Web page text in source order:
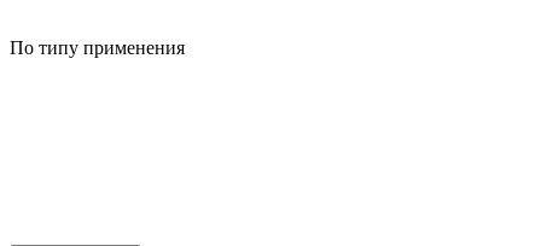
По типу применения